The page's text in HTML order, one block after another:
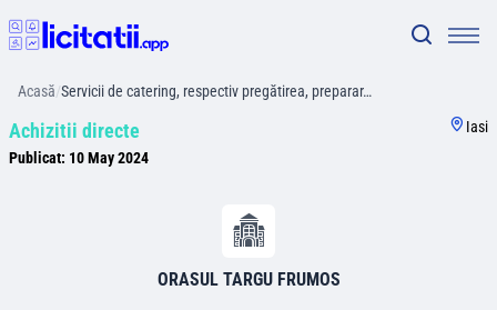
Acasă/Servicii de catering, respectiv pregătirea, preparar…
Achizitii directe
Publicat: 10 May 2024
Iasi
ORASUL TARGU FRUMOS